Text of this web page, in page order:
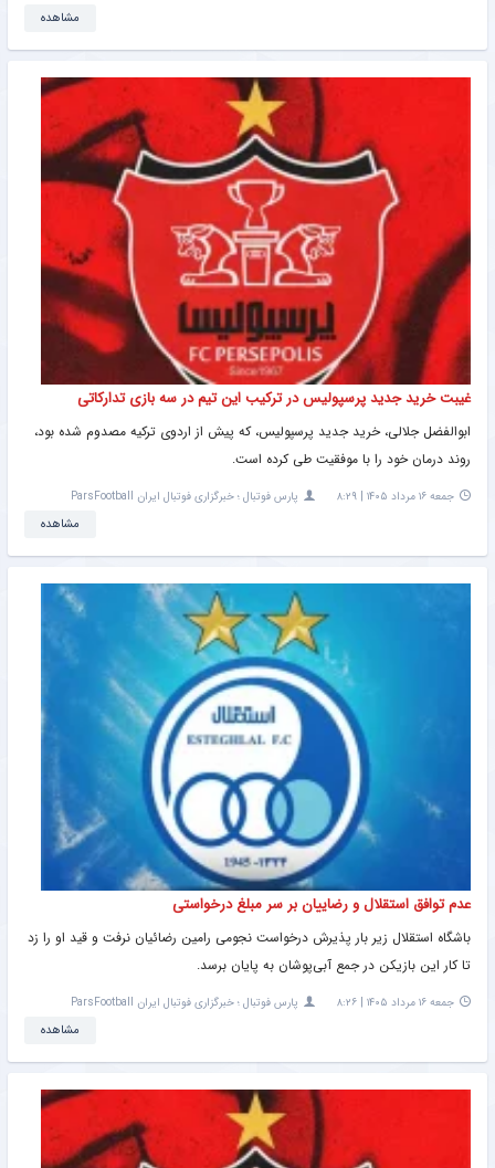
مشاهده
غیبت خرید جدید پرسپولیس در ترکیب این تیم در سه بازی تدارکاتی
ابوالفضل جلالی، خرید جدید پرسپولیس، که پیش از اردوی ترکیه مصدوم شده بود،
روند درمان خود را با موفقیت طی کرده است.
جمعه ۱۶ مرداد ۱۴۰۵ | ۸:۲۹ پارس فوتبال ؛ خبرگزاری فوتبال ایران ParsFootball
مشاهده
عدم توافق استقلال و رضاییان بر سر مبلغ درخواستی
باشگاه استقلال زیر بار پذیرش درخواست نجومی رامین رضائیان نرفت و قید او را زد
تا کار این بازیکن در جمع آبی‌پوشان به پایان برسد.
جمعه ۱۶ مرداد ۱۴۰۵ | ۸:۲۶ پارس فوتبال ؛ خبرگزاری فوتبال ایران ParsFootball
مشاهده